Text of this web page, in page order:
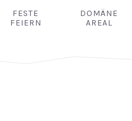
FESTE
FEIERN
DOMÄNE
AREAL